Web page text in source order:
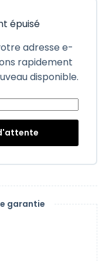
épuisé
adresse e-
rapidement
disponible.
garantie